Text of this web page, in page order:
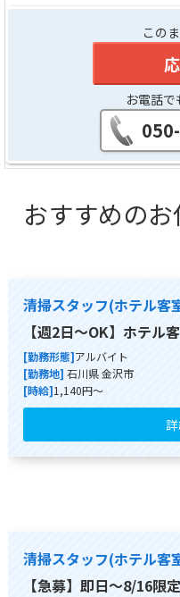
この
お電話で
おすすめの
清掃スタッフ(ホテル客
【週2日～OK】ホテ
[勤務形態]アルバイト
[勤務地] 石川県 金沢市
[時給]1,140円～
清掃スタッフ(ホテル客
【急募】即日～8/16限